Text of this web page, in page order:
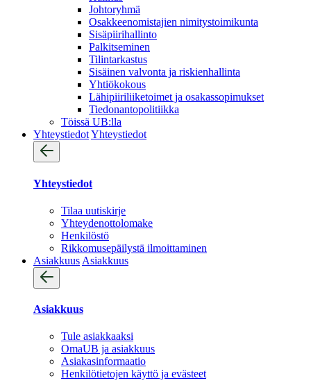
Johtoryhmä
Osakkeenomistajien nimitystoimikunta
Sisäpiirihallinto
Palkitseminen
Tilintarkastus
Sisäinen valvonta ja riskienhallinta
Yhtiökokous
Lähipiiriliiketoimet ja osakassopimukset
Tiedonantopolitiikka
Töissä UB:lla
YhteystiedotYhteystiedot
Yhteystiedot
Tilaa uutiskirje
Yhteydenotto­lomake
Henkilöstö
Rikkomusepäilystä ilmoittaminen
Asiakkuus Asiakkuus
Asiakkuus
Tule asiakkaaksi
OmaUB ja asiakkuus
Asiakasinformaatio
Henkilötietojen käyttö ja evästeet